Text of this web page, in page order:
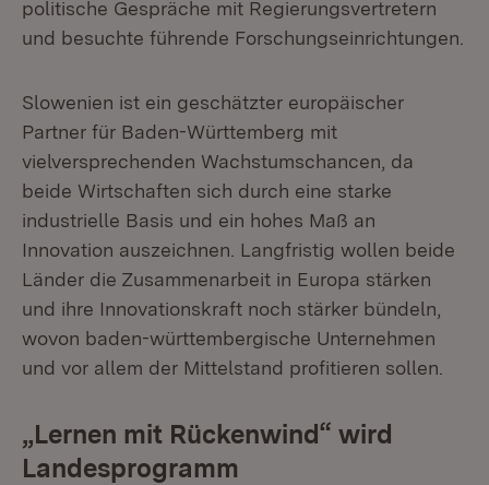
politische Gespräche mit Regierungsvertretern
und besuchte führende Forschungseinrichtungen.
Slowenien ist ein geschätzter europäischer
Partner für Baden-Württemberg mit
vielversprechenden Wachstumschancen, da
beide Wirtschaften sich durch eine starke
industrielle Basis und ein hohes Maß an
Innovation auszeichnen. Langfristig wollen beide
Länder die Zusammenarbeit in Europa stärken
und ihre Innovationskraft noch stärker bündeln,
wovon baden-württembergische Unternehmen
und vor allem der Mittelstand profitieren sollen.
„Lernen mit Rückenwind“ wird
Landesprogramm